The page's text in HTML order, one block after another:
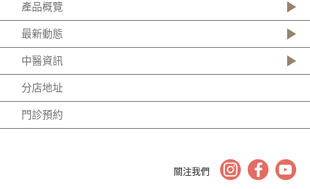
產品概覽
最新動態
中醫資訊
分店地址
門診預約
關注我們